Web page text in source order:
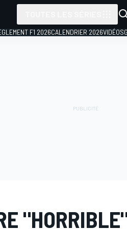
F1 2026CALENDRIER 2026VIDÉOS